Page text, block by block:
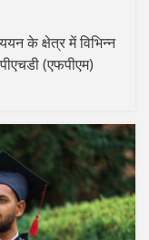
के क्षेत्र में विभिन्न
(एफपीएम)